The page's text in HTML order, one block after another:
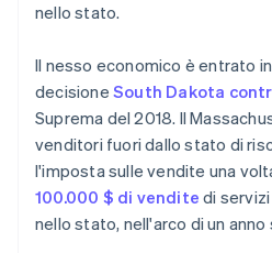
nello stato.
Il nesso economico è entrato
decisione South Dakota
Suprema del 2018. Il
venditori fuori dallo stato di
l'imposta sulle vendite una
100.000 $ di vendite di
nello stato, nell'arco di un anno